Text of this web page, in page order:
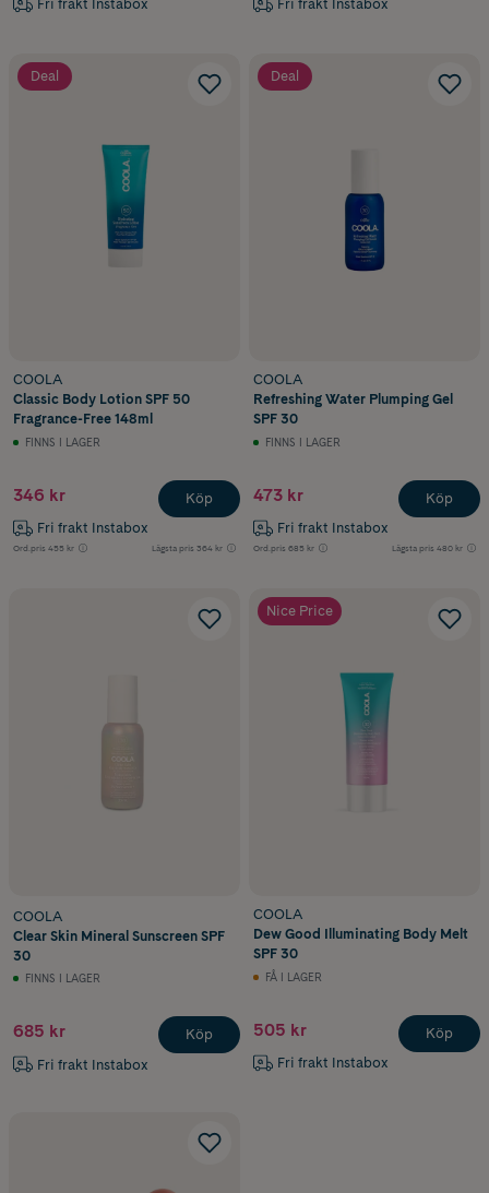
Fri frakt Instabox Fri frakt Instabox
Deal
COOLA
Classic Body Lotion SPF 50
Fragrance-Free 148ml
FINNS I LAGER
346 kr
Fri frakt Instabox
Ord.pris 455 kr Lägsta pris 364 kr
Köp
Deal
COOLA
Refreshing Water Plumping Gel
SPF 30
FINNS I LAGER
473 kr
Fri frakt Instabox
Ord.pris 685 kr Lägsta pris 480 kr
Köp
COOLA
Clear Skin Mineral Sunscreen SPF
30
FINNS I LAGER
685 kr
Fri frakt Instabox
Köp
Nice Price
COOLA
Dew Good Illuminating Body Melt
SPF 30
FÅ I LAGER
505 kr
Fri frakt Instabox
Köp